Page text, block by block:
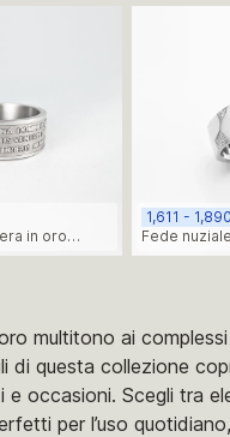
in oro
1,611 -
Fede
multitono ai
di questa collezione
e occasioni. Scegli tra
per l’uso